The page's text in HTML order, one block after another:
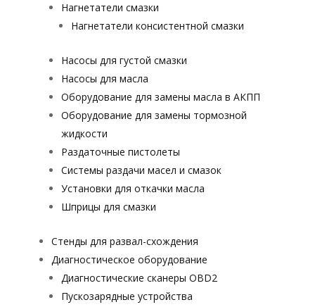
Нагнетатели смазки
Нагнетатели консистентной смазки
Насосы для густой смазки
Насосы для масла
Оборудование для замены масла в АКПП
Оборудование для замены тормозной
жидкости
Раздаточные пистолеты
Системы раздачи масел и смазок
Установки для откачки масла
Шприцы для смазки
Стенды для развал-схождения
Диагностическое оборудование
Диагностические сканеры OBD2
Пускозарядные устройства